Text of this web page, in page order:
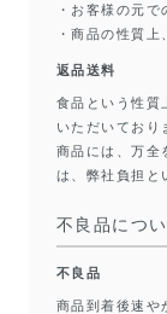
・お客様の元
・商品の性質
返品送料
食品という性質
いただいており
商品には、万全
は、弊社負担と
不良品につ
不良品
商品到着後速や